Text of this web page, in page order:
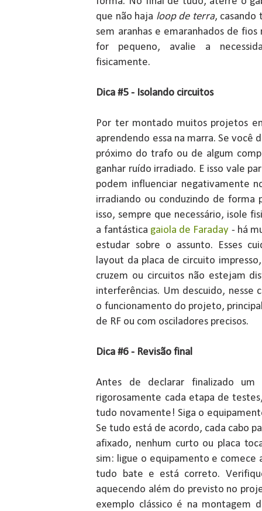
que não haja loop de terra, casando
sem aranhas e emaranhados de
for pequeno, avalie a
fisicamente.
Dica #5 - Isolando circuitos
Por ter montado muitos projetos
aprendendo essa na marra. Se você
próximo do trafo ou de algum
ganhar ruído irradiado. E isso vale
podem influenciar negativamente
irradiando ou conduzindo de forma
isso, sempre que necessário, isole
a fantástica gaiola de Faraday - há
estudar sobre o assunto. Esses
layout da placa de circuito
cruzem ou circuitos não estejam
interferências. Um descuido, nesse
o funcionamento do projeto,
de RF ou com osciladores precisos.
Dica #6 - Revisão final
Antes de declarar finalizado um
rigorosamente cada etapa de
tudo novamente! Siga o
Se tudo está de acordo, cada cabo
afixado, nenhum curto ou placa
sim: ligue o equipamento e comece
tudo bate e está correto.
aquecendo além do previsto no
exemplo clássico é na montagem